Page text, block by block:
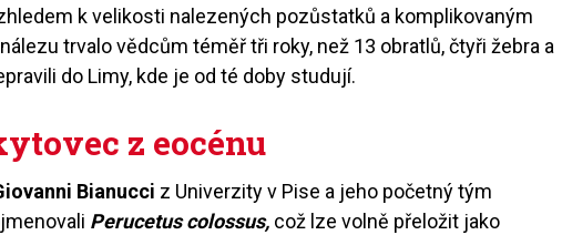
k velikosti nalezených pozůstatků a komplikovaným
trvalo vědcům téměř tři roky, než 13 obratlů, čtyři žebra a
do Limy, kde je od té doby studují.
z eocénu
Bianucci z Univerzity v Pise a jeho početný tým
Perucetus colossus, což lze volně přeložit jako